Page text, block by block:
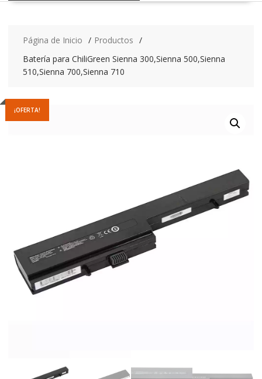
Página de Inicio
Productos
Batería para ChiliGreen Sienna 300,Sienna 500,Sienna
510,Sienna 700,Sienna 710
¡OFERTA!